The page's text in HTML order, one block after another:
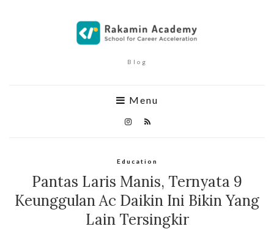
Blog
Menu
Education
Pantas Laris Manis, Ternyata 9
Keunggulan Ac Daikin Ini Bikin Yang
Lain Tersingkir